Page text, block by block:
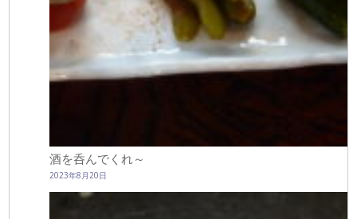
酒を呑んでくれ～
2023年8月20日